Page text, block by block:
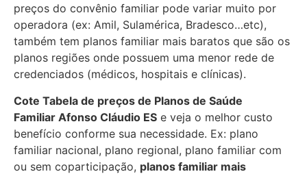
preços do convênio familiar pode variar muito por
operadora (ex: Amil, Sulamérica, Bradesco…etc),
também tem planos familiar mais baratos que são os
planos regiões onde possuem uma menor rede de
credenciados (médicos, hospitais e clínicas).
Cote Tabela de preços de Planos de Saúde
Familiar Afonso Cláudio ES e veja o melhor custo
benefício conforme sua necessidade. Ex: plano
familiar nacional, plano regional, plano familiar com
ou sem coparticipação, planos familiar mais